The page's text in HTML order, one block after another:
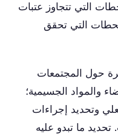
التي تتجاوز عتبات
التي تحقق
حول المجتمعات
والمواد الجسيمية؛
وتحديد إجراءات
تحديد ما تبدو عليه